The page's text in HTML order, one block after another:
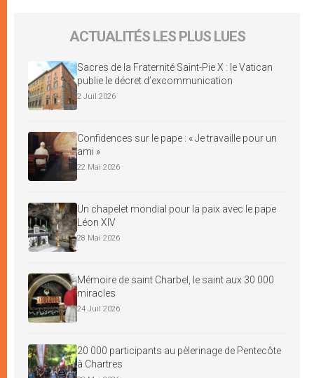
ACTUALITÉS LES PLUS LUES
Sacres de la Fraternité Saint-Pie X : le Vatican
publie le décret d’excommunication
2 Juil 2026
Confidences sur le pape : « Je travaille pour un
ami »
22 Mai 2026
Un chapelet mondial pour la paix avec le pape
Léon XIV
28 Mai 2026
Mémoire de saint Charbel, le saint aux 30 000
miracles
24 Juil 2026
20 000 participants au pèlerinage de Pentecôte
à Chartres